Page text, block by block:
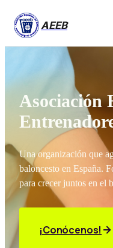
AEEB
Asociación
Una organización que
baloncesto en España.
para crecer juntos en el
¡Conócenos!